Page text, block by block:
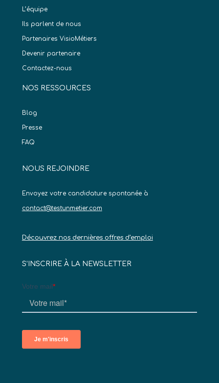
L’équipe
Ils parlent de nous
Partenaires VisioMétiers
Devenir partenaire
Contactez-nous
NOS RESSOURCES
Blog
Presse
FAQ
NOUS REJOINDRE
Envoyez votre candidature spontanée à
contact@testunmetier.com
Découvrez nos dernières offres d’emploi
S’INSCRIRE À LA NEWSLETTER